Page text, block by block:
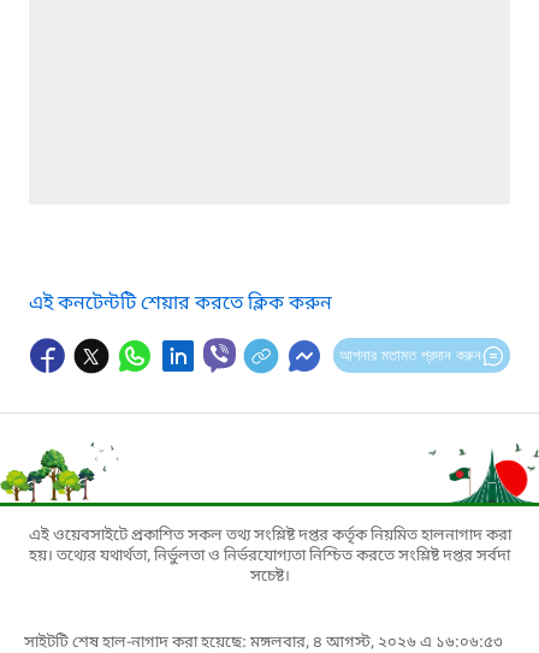
এই কনটেন্টটি শেয়ার করতে ক্লিক করুন
আপনার মতামত প্রদান করুন
এই ওয়েবসাইটে প্রকাশিত সকল তথ্য সংশ্লিষ্ট দপ্তর কর্তৃক নিয়মিত হালনাগাদ করা
হয়। তথ্যের যথার্থতা, নির্ভুলতা ও নির্ভরযোগ্যতা নিশ্চিত করতে সংশ্লিষ্ট দপ্তর সর্বদা
সচেষ্ট।
সাইটটি শেষ হাল-নাগাদ করা হয়েছে: মঙ্গলবার, ৪ আগস্ট, ২০২৬ এ ১৬:০৬:৫৩